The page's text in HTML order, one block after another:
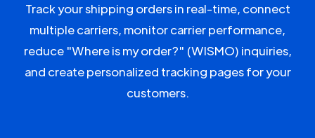
Track your shipping orders in real-time, connect
multiple carriers, monitor carrier performance,
reduce "Where is my order?" (WISMO) inquiries,
and create personalized tracking pages for your
customers.